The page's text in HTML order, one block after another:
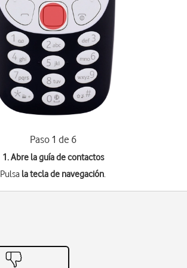
Paso 1 de 6
1. Abre la guía de contactos
Pulsa la tecla de navegación.